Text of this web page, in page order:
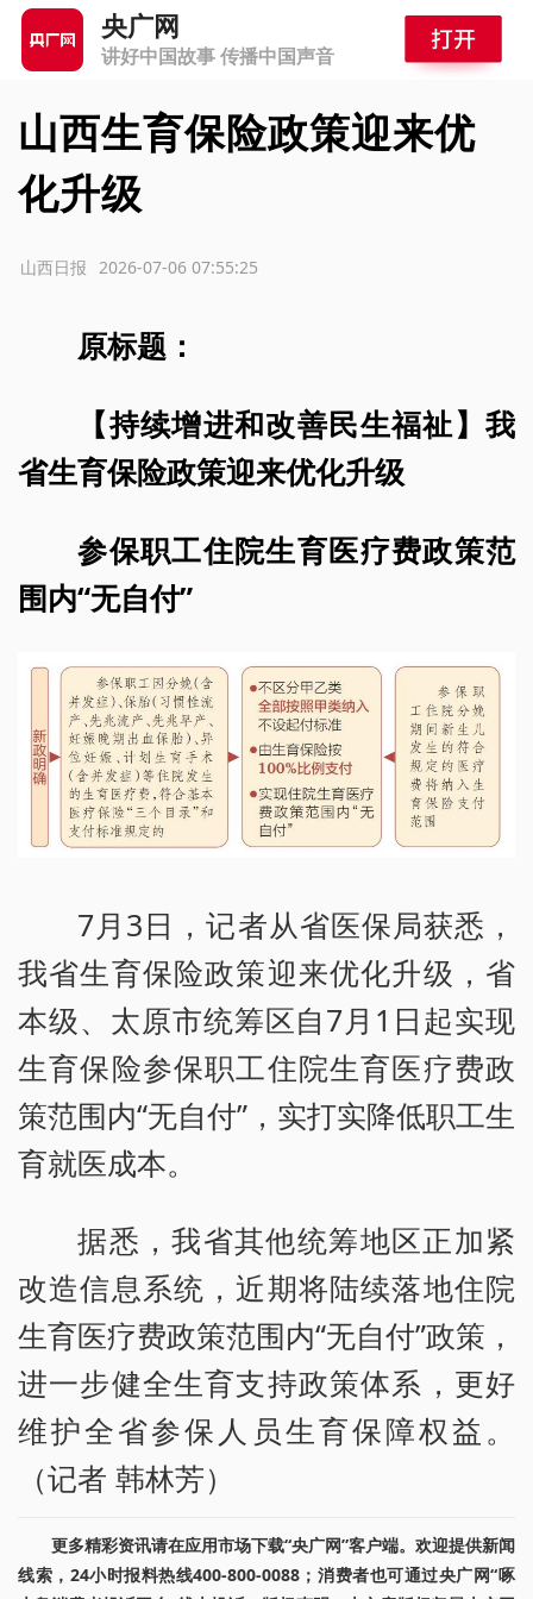
央广网
讲好中国故事 传播中国声音
山西生育保险政策迎来优
化升级
2026-07-06 07:55:25
山西日报
原标题：
【持续增进和改善民生福祉】我
省生育保险政策迎来优化升级
参保职工住院生育医疗费政策范
围内“无自付”
7月3日，记者从省医保局获悉，
我省生育保险政策迎来优化升级，省
本级、太原市统筹区自7月1日起实现
生育保险参保职工住院生育医疗费政
策范围内“无自付”，实打实降低职工生
育就医成本。
据悉，我省其他统筹地区正加紧
改造信息系统，近期将陆续落地住院
生育医疗费政策范围内“无自付”政策，
进一步健全生育支持政策体系，更好
维护全省参保人员生育保障权益。
（记者 韩林芳）
更多精彩资讯请在应用市场下载“央广网”客户端。欢迎提供新闻
线索，24小时报料热线400-800-0088；消费者也可通过央广网“啄